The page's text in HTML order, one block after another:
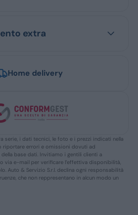
extra
Home delivery
serie, i dati tecnici, le foto e i prezzi indicati nella
riportare errori e omissioni dovuti ad
base dati. Invitiamo i gentili clienti a
via e-mail per verificare l’effettiva disponibilità,
Auto & Servizio S.r.l. declina ogni responsabilità
che non reppresentano in alcun modo un